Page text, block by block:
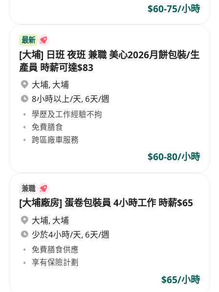
$60-75/小時
最新
[大埔] 日班 夜班 兼職 美心2026月餅包裝/生
產員 時薪可達$83
大埔, 大埔
8小時以上/天, 6天/週
學歷及工作經驗不拘
免費膳食
跨區廠車服務
$60-80/小時
兼職
[大埔廠房] 蛋卷包裝員 4小時工作 時薪$65
大埔, 大埔
少於4小時/天, 6天/週
免費膳食供應
享有保險計劃
$65/小時